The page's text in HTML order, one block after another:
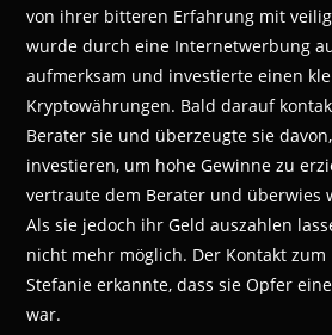
von ihrer bitteren Erfahrung mit
wurde durch eine Internetwerbung
aufmerksam und investierte einen
Kryptowährungen. Bald darauf
Berater sie und überzeugte sie
investieren, um hohe Gewinne zu
vertraute dem Berater und überwies
Als sie jedoch ihr Geld auszahlen
nicht mehr möglich. Der Kontakt
Stefanie erkannte, dass sie Opfer
war.